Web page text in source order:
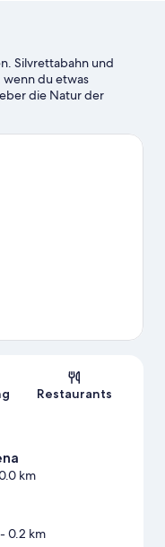
Silvrettabahn und
du etwas
die Natur der
besuchen: Idalp
Abstecher. Stürz
Restaurants
km
0.2 km